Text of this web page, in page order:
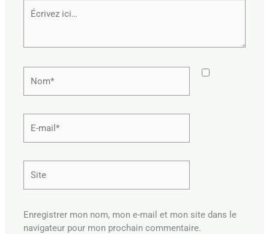
Écrivez
ici…
mail*
Enregistrer mon nom, mon e-mail et mon site dans le
navigateur pour mon prochain commentaire.